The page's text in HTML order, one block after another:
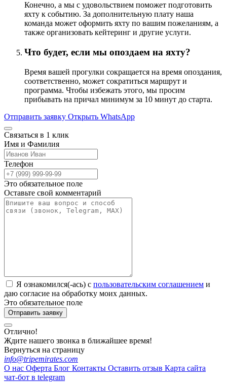
Конечно, а мы с удовольствием поможет подготовить
яхту к событию. За дополнительную плату наша
команда может оформить яхту по вашим пожеланиям, а
также организовать кейтеринг и другие услуги.
Что будет, если мы опоздаем на яхту?
Время вашей прогулки сокращается на время опоздания,
соответственно, может сократиться маршрут и
программа. Чтобы избежать этого, мы просим
прибывать на причал минимум за 10 минут до старта.
Отправить заявку Открыть WhatsApp
Связаться в 1 клик
Имя и Фамилия
Телефон
Это обязательное поле
Оставьте свой комментарий
Я ознакомился(-ась) с пользовательским соглашением и
даю согласие на обработку моих данных.
Это обязательное поле
Отправить заявку
Отлично!
Ждите нашего звонка в ближайшее время!
Вернуться на страницу
info@tripemirates.com
О нас Оферта Блог Контакты Оставить отзыв Карта сайта
чат-бот в telegram